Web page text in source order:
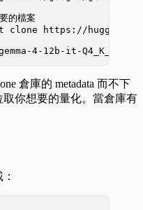
的檔案
clone https://
4-12b-it-
倉庫的 metadata 而不下
你想要的量化。當倉庫有